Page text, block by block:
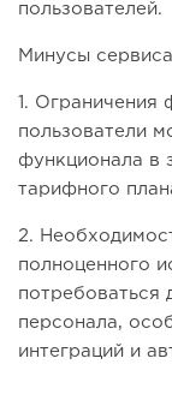
пользователей.
Минусы
1.
пользователи
функционала в
тарифного
2.
полноценного
потребоваться
персонала,
интеграций и